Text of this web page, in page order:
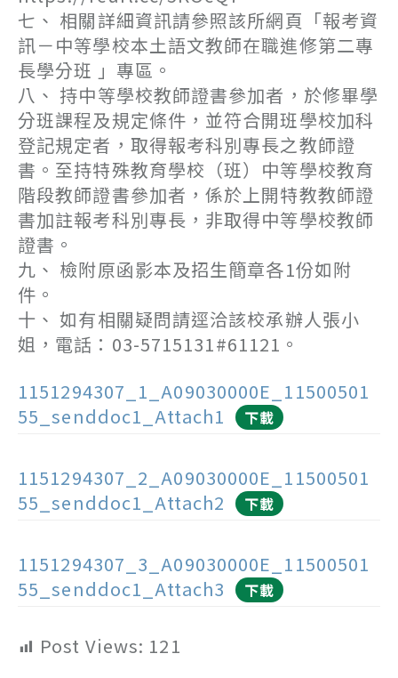
七、 相關詳細資訊請參照該所網頁「報考資
訊－中等學校本土語文教師在職進修第二專
長學分班 」專區。
八、 持中等學校教師證書參加者，於修畢學
分班課程及規定條件，並符合開班學校加科
登記規定者，取得報考科別專長之教師證
書。至持特殊教育學校（班）中等學校教育
階段教師證書參加者，係於上開特教教師證
書加註報考科別專長，非取得中等學校教師
證書。
九、 檢附原函影本及招生簡章各1份如附
件。
十、 如有相關疑問請逕洽該校承辦人張小
姐，電話：03-5715131#61121。
1151294307_1_A09030000E_11500501
55_senddoc1_Attach1
下載
1151294307_2_A09030000E_11500501
55_senddoc1_Attach2
下載
1151294307_3_A09030000E_11500501
55_senddoc1_Attach3
下載
Post Views: 121